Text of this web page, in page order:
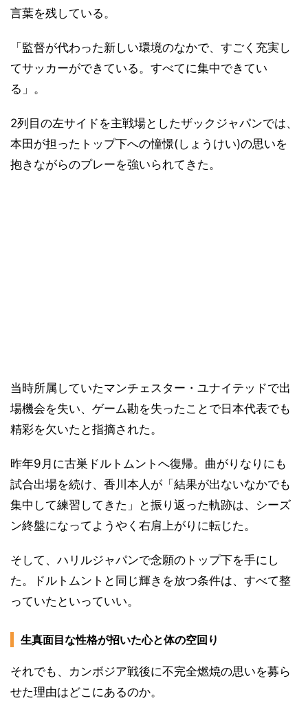
言葉を残している。
「監督が代わった新しい環境のなかで、すごく充実し
てサッカーができている。すべてに集中できてい
る」。
2列目の左サイドを主戦場としたザックジャパンでは、
本田が担ったトップ下への憧憬(しょうけい)の思いを
抱きながらのプレーを強いられてきた。
当時所属していたマンチェスター・ユナイテッドで出
場機会を失い、ゲーム勘を失ったことで日本代表でも
精彩を欠いたと指摘された。
昨年9月に古巣ドルトムントへ復帰。曲がりなりにも
試合出場を続け、香川本人が「結果が出ないなかでも
集中して練習してきた」と振り返った軌跡は、シーズ
ン終盤になってようやく右肩上がりに転じた。
そして、ハリルジャパンで念願のトップ下を手にし
た。ドルトムントと同じ輝きを放つ条件は、すべて整
っていたといっていい。
生真面目な性格が招いた心と体の空回り
それでも、カンボジア戦後に不完全燃焼の思いを募ら
せた理由はどこにあるのか。